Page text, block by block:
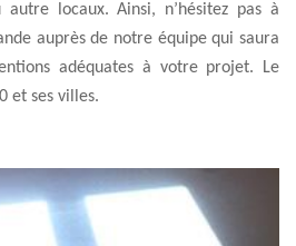
locaux. Ainsi, n’hésitez pas à
auprès de notre équipe qui saura
adéquates à votre projet. Le
et ses villes.